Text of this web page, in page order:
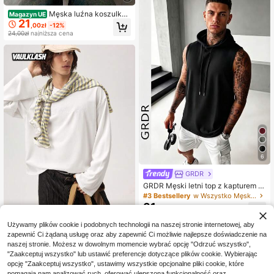
Magazyn UE Męska luźna koszulka
z okrągłym dekoltem, miękka, prze
wiewna, codzienna koszulka z krz
my stworzeniami Boga", nadająca s
ię do prania w pralce, idealna do str
ojów w stylu miejskim i religijnym, i
dealna na co dzień i do noszenia w
stylu ulicznym
21 ,00zł -12%
24,00złnajniższa cena
Magazyn UE NEW Vaulklash Męska
koszulka z długim rękawem w stylu
ulicznym z haftowanym krzyżem 3
D, idealna na festiwale muzyczne n
a świeżym powietrzu, codzienne w
yjścia, spotkania ze znajomymi, pre
96
4-5 dni roboczych
6
GRDR
GRDR Męski letni top z kapturem w
jednolitym kolorze, swobodny sport
owy styl, modny i minimalistyczny
#3 Bestsellery w Wszystko Męskie podkoszulki bez rękawów
31
Używamy plików cookie i podobnych technologii na naszej stronie internetowej, aby
zapewnić Ci żądaną usługę oraz aby zapewnić Ci możliwie najlepsze doświadczenie na
naszej stronie. Możesz w dowolnym momencie wybrać opcję "Odrzuć wszystko",
"Zaakceptuj wszystko" lub ustawić preferencje dotyczące plików cookie. Wybierając
opcję "Zaakceptuj wszystko", ustawimy wszystkie opcjonalne pliki cookie, które